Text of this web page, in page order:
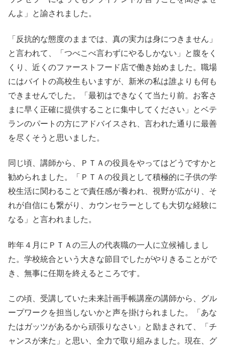
んよ」と諭されました。
「反抗的な態度のままでは、真の実力は身につきません」
と言われて、「つべこべ言わずにやるしかない」と腹をく
くり、近くのファーストフード店で働き始めました。職場
にはバイトの高校生もいますが、新米の私は誰よりも何も
できませんでした。「最初はできなくて当たり前。お客さ
まに早く正確に提供することに集中してください」とベテ
ランのパートの方にアドバイスされ、言われた通りに最善
を尽くそうと思いました。
同じ頃、講師から、ＰＴＡの役員をやってはどうですかと
勧められました。「ＰＴＡの役員として積極的に子供の学
校生活に関わることで責任感が養われ、視野が広がり、そ
れが自信にも繋がり、カウンセラーとしても大切な経験に
なる」と言われました。
昨年４月にＰＴＡの三人の代表職の一人に立候補しまし
た。学校統合という大きな節目でしたがやりきることがで
き、無事に任期を終えるところです。
この頃、受講していた未来計画手帳講座の講師から、グル
ープワークを担当しないかと声を掛けられました。「あな
たはガッツがあるから頑張りなさい」と励まされて、「チ
ャンスが来た」と思い、全力で取り組みました。現在、グ